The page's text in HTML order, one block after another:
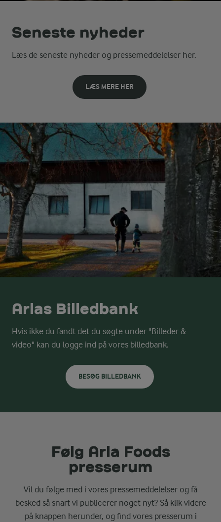
Seneste nyheder
Læs de seneste nyheder og pressemeddelelser her.
LÆS MERE HER
Arlas Billedbank
Hvis ikke du fandt det du søgte under "Billeder &
video" kan du logge ind på vores billedbank.
BESØG BILLEDBANK
Følg Arla Foods
presserum
Vil du følge med i vores pressemeddelelser og få
besked så snart vi publicerer noget nyt? Så klik videre
på knappen herunder, og find vores presserum i